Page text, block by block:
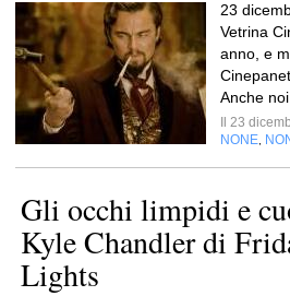
23
Vetrina
anno, e
Anche noi
Il 23
NONE
Gli occhi limpidi e
Kyle Chandler di
Lights